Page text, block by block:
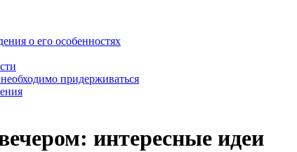
о его особенностях
придерживаться
интересные идеи